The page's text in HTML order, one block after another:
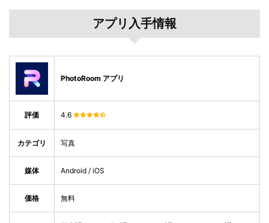
アプリ入手情報
PhotoRoom アプリ
評価 4.6
カテゴリ 写真
媒体 Android / iOS
価格 無料